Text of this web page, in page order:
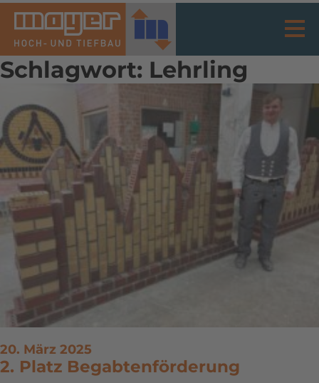
Schlagwort: Lehrling
20. März 2025
2. Platz Begabtenförderung